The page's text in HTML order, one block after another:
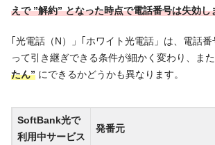
えで ”解約” となった時点で電話番号は失効し
｢光電話（N）」｢ホワイト光電話」は、電話番
って引き継ぎできる条件が細かく変わり、ま
たん” にできるかどうかも異なります。
SoftBank光で
利用中サービス
発番元